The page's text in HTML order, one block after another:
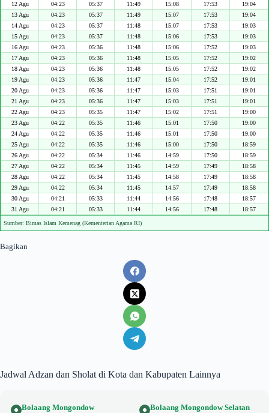
12 Agu
04:23 05:37 11:49 15:08 17:53
19:04
13 Agu
04:23 05:37 11:49 15:07 17:53
19:04
14 Agu
04:23 05:37 11:48 15:07 17:53
19:03
15 Agu
04:23 05:37 11:48 15:06 17:53
19:03
16 Agu
04:23 05:36 11:48 15:06 17:52
19:03
17 Agu
04:23 05:36 11:48 15:05 17:52
19:02
18 Agu
04:23 05:36 11:48 15:05 17:52
19:02
19 Agu
04:23 05:36 11:47 15:04 17:52
19:01
20 Agu
04:23 05:36 11:47 15:03 17:51
19:01
21 Agu
04:23 05:36 11:47 15:03 17:51
19:01
22 Agu
04:23 05:35 11:47 15:02 17:51
19:00
23 Agu
04:22 05:35 11:46 15:01 17:50
19:00
24 Agu
04:22 05:35 11:46 15:01 17:50
19:00
25 Agu
04:22 05:35 11:46 15:00 17:50
18:59
26 Agu
04:22 05:34 11:46 14:59 17:50
18:59
27 Agu
04:22 05:34 11:45 14:59 17:49
18:58
28 Agu
04:22 05:34 11:45 14:58 17:49
18:58
29 Agu
04:22 05:34 11:45 14:57 17:49
18:58
30 Agu
04:21 05:33 11:44 14:56 17:48
18:57
31 Agu
04:21 05:33 11:44 14:56 17:48 18:57
Sumber: Bimas Islam Kemenag (Kementerian Agama RI)
Bagikan
Jadwal Adzan dan Sholat di Kota dan Kabupaten Lainnya
Bolaang Mongondow Bolaang Mongondow Selatan